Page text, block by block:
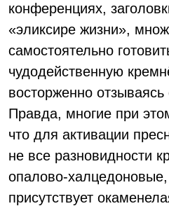
конференциях,
«эликсире жизни»,
самостоятельно
чудодейственную
восторженно
Правда, многие при
что для активации
не все разновидности
опалово-
присутствует